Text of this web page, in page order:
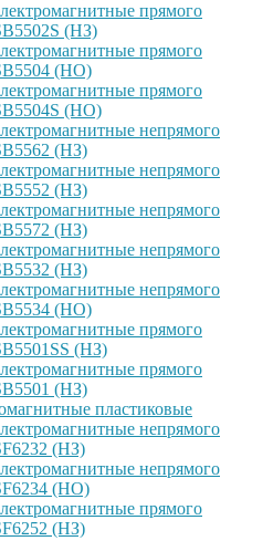
прямого
(НЗ)
прямого
(НО)
прямого
(НО)
непрямого
(НЗ)
непрямого
(НЗ)
непрямого
(НЗ)
непрямого
(НЗ)
непрямого
(НО)
прямого
(НЗ)
прямого
(НЗ)
пластиковые
непрямого
(НЗ)
непрямого
(НО)
прямого
(НЗ)